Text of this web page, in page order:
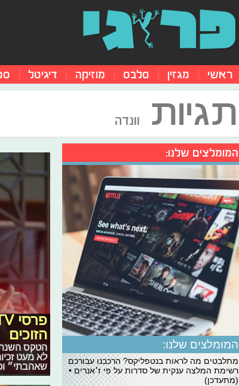
ראשי מגזין סלבס מוזיקה דיגיטל
תגיות וונדה
הזוכים
לא מעט
שאהבתי״
המומלצים שלנו:
המומלצים שלנו:
מתלבטים מה לראות בנטפליקס? הרכבנו עבורכם
רשימת המלצה ענקית של סדרות על פי ז׳אנרים •
(מתעדכן)